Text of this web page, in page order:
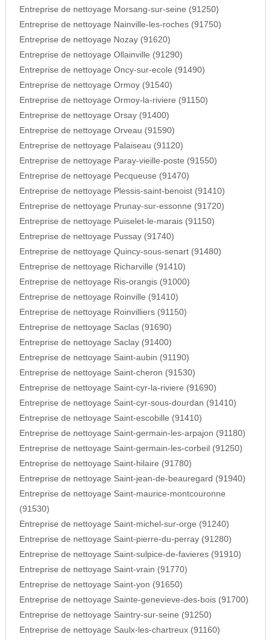
Entreprise de nettoyage Morsang-sur-seine (91250)
Entreprise de nettoyage Nainville-les-roches (91750)
Entreprise de nettoyage Nozay (91620)
Entreprise de nettoyage Ollainville (91290)
Entreprise de nettoyage Oncy-sur-ecole (91490)
Entreprise de nettoyage Ormoy (91540)
Entreprise de nettoyage Ormoy-la-riviere (91150)
Entreprise de nettoyage Orsay (91400)
Entreprise de nettoyage Orveau (91590)
Entreprise de nettoyage Palaiseau (91120)
Entreprise de nettoyage Paray-vieille-poste (91550)
Entreprise de nettoyage Pecqueuse (91470)
Entreprise de nettoyage Plessis-saint-benoist (91410)
Entreprise de nettoyage Prunay-sur-essonne (91720)
Entreprise de nettoyage Puiselet-le-marais (91150)
Entreprise de nettoyage Pussay (91740)
Entreprise de nettoyage Quincy-sous-senart (91480)
Entreprise de nettoyage Richarville (91410)
Entreprise de nettoyage Ris-orangis (91000)
Entreprise de nettoyage Roinville (91410)
Entreprise de nettoyage Roinvilliers (91150)
Entreprise de nettoyage Saclas (91690)
Entreprise de nettoyage Saclay (91400)
Entreprise de nettoyage Saint-aubin (91190)
Entreprise de nettoyage Saint-cheron (91530)
Entreprise de nettoyage Saint-cyr-la-riviere (91690)
Entreprise de nettoyage Saint-cyr-sous-dourdan (91410)
Entreprise de nettoyage Saint-escobille (91410)
Entreprise de nettoyage Saint-germain-les-arpajon (91180)
Entreprise de nettoyage Saint-germain-les-corbeil (91250)
Entreprise de nettoyage Saint-hilaire (91780)
Entreprise de nettoyage Saint-jean-de-beauregard (91940)
Entreprise de nettoyage Saint-maurice-montcouronne
(91530)
Entreprise de nettoyage Saint-michel-sur-orge (91240)
Entreprise de nettoyage Saint-pierre-du-perray (91280)
Entreprise de nettoyage Saint-sulpice-de-favieres (91910)
Entreprise de nettoyage Saint-vrain (91770)
Entreprise de nettoyage Saint-yon (91650)
Entreprise de nettoyage Sainte-genevieve-des-bois (91700)
Entreprise de nettoyage Saintry-sur-seine (91250)
Entreprise de nettoyage Saulx-les-chartreux (91160)